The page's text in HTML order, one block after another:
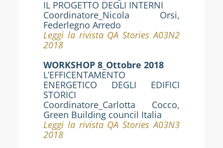
IL PROGETTO DEGLI INTERNI
Coordinatore_Nicola Orsi,
Federlegno Arredo
Leggi la rivista QA Stories A03N2
2018
WORKSHOP 8_Ottobre 2018
L’EFFICENTAMENTO
ENERGETICO DEGLI EDIFICI
STORICI
Coordinatore_Carlotta Cocco,
Green Building council Italia
Leggi la rivista QA Stories A03N3
2018